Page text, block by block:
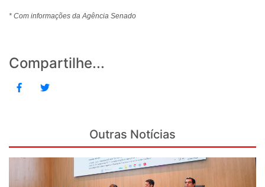
* Com informações da Agência Senado
Compartilhe...
Outras Notícias